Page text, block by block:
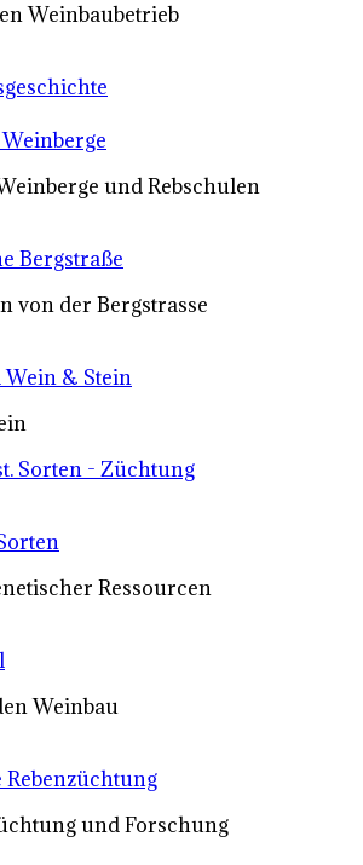
Weinbaubetrieb
und Rebschulen
Bergstraße
von der Bergstrasse
& Stein
Sorten - Züchtung
Ressourcen
Weinbau
und Forschung